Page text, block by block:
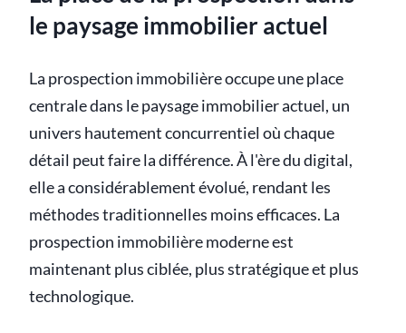
le paysage immobilier actuel
La prospection immobilière occupe une place
centrale dans le paysage immobilier actuel, un
univers hautement concurrentiel où chaque
détail peut faire la différence. À l'ère du digital,
elle a considérablement évolué, rendant les
méthodes traditionnelles moins efficaces. La
prospection immobilière moderne est
maintenant plus ciblée, plus stratégique et plus
technologique.